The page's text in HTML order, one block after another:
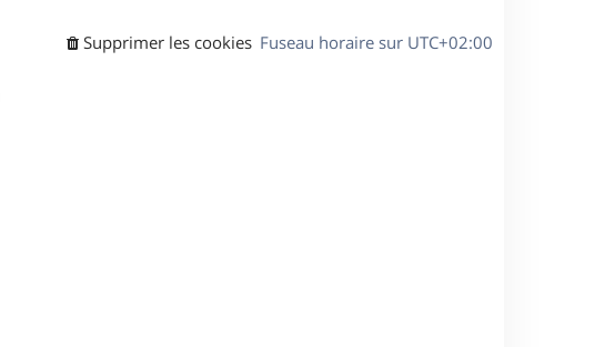
Fuseau horaire sur UTC+02:00
Supprimer les cookies